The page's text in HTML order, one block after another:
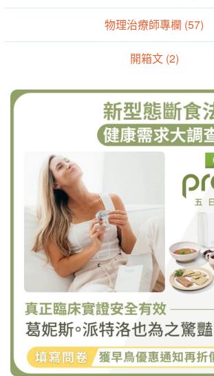
物理治療師專欄 (57)
開箱文 (2)